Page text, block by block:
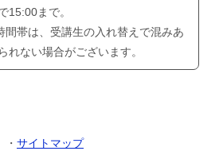
15:00まで。
帯は、受講生の入れ替えで混みあ
れない場合がございます。
・ サイトマップ